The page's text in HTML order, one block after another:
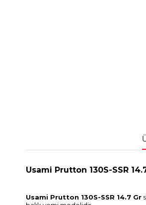
Usami Prutton 130S-SSR
Usami Prutton 130S-SSR 14.7 Gr